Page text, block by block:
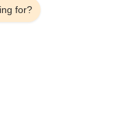
for?